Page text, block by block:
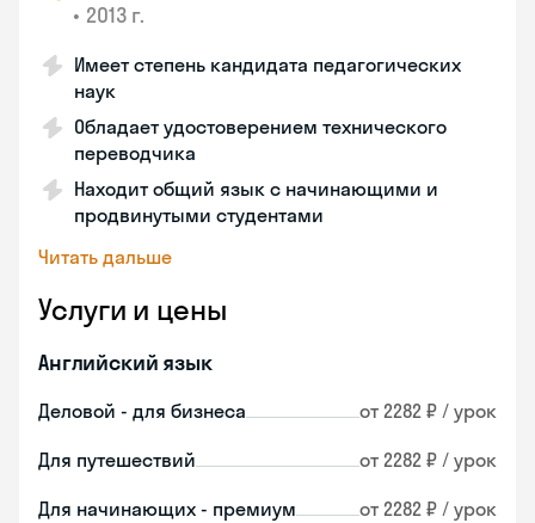
• 2013 г.
Имеет степень кандидата педагогических
наук
Обладает удостоверением технического
переводчика
Находит общий язык с начинающими и
продвинутыми студентами
Читать дальше
Услуги и цены
Английский язык
Деловой - для бизнеса от 2282 ₽ / урок
Для путешествий от 2282 ₽ / урок
Для начинающих - премиум от 2282 ₽ / урок